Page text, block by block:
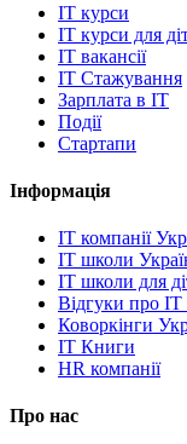
IT курси
IT курси для
IT вакансії
IT Стажування
Зарплата в IT
Події
Стартапи
Інформація
IT компанії
IT школи
IT школи для
Відгуки про
Коворкінги
IT Книги
HR компанії
Про нас